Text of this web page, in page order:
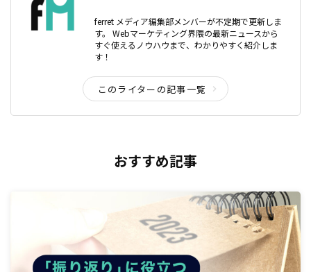
ferret メディア編集部メンバーが不定期で更新しま
す。 Webマーケティング界隈の最新ニュースから
すぐ使えるノウハウまで、わかりやすく紹介しま
す！
このライターの記事一覧
おすすめ記事